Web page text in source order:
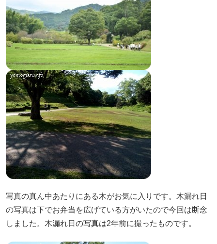
写真の真ん中あたりにある木がお気に入りです。木漏れ日
の写真は下でお弁当を広げている方がいたので今回は断念
しました。木漏れ日の写真は2年前に撮ったものです。